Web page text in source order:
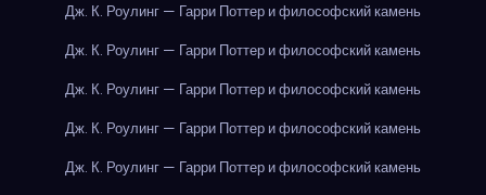
Дж. К. Роулинг — Гарри Поттер и философский камень
Дж. К. Роулинг — Гарри Поттер и философский камень
Дж. К. Роулинг — Гарри Поттер и философский камень
Дж. К. Роулинг — Гарри Поттер и философский камень
Дж. К. Роулинг — Гарри Поттер и философский камень